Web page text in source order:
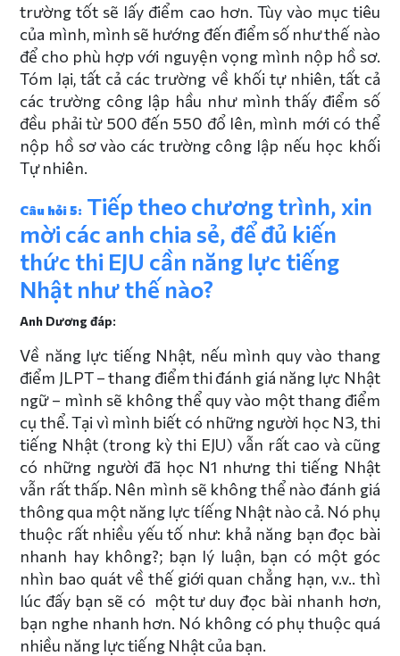
trường tốt sẽ lấy điểm cao hơn. Tùy vào mục tiêu
của mình, mình sẽ hướng đến điểm số như thế nào
để cho phù hợp với nguyện vọng mình nộp hồ sơ.
Tóm lại, tất cả các trường về khối tự nhiên, tất cả
các trường công lập hầu như mình thấy điểm số
đều phải từ 500 đến 550 đổ lên, mình mới có thể
nộp hồ sơ vào các trường công lập nếu học khối
Tự nhiên.
Câu hỏi 5: Tiếp theo chương trình, xin
mời các anh chia sẻ, để đủ kiến
thức thi EJU cần năng lực tiếng
Nhật như thế nào?
Anh Dương đáp:
Về năng lực tiếng Nhật, nếu mình quy vào thang
điểm JLPT – thang điểm thi đánh giá năng lực Nhật
ngữ – mình sẽ không thể quy vào một thang điểm
cụ thể. Tại vì mình biết có những người học N3, thi
tiếng Nhật (trong kỳ thi EJU) vẫn rất cao và cũng
có những người đã học N1 nhưng thi tiếng Nhật
vẫn rất thấp. Nên mình sẽ không thể nào đánh giá
thông qua một năng lực tíếng Nhật nào cả. Nó phụ
thuộc rất nhiều yếu tố như: khả năng bạn đọc bài
nhanh hay không?; bạn lý luận, bạn có một góc
nhìn bao quát về thế giới quan chẳng hạn, v.v.. thì
lúc đấy bạn sẽ có một tư duy đọc bài nhanh hơn,
bạn nghe nhanh hơn. Nó không có phụ thuộc quá
nhiều năng lực tiếng Nhật của bạn.